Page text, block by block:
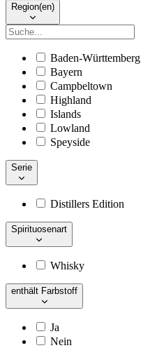
Region(en)
Baden-Württemberg
Bayern
Campbeltown
Highland
Islands
Lowland
Speyside
Serie
Distillers Edition
Spirituosenart
Whisky
enthält Farbstoff
Ja
Nein